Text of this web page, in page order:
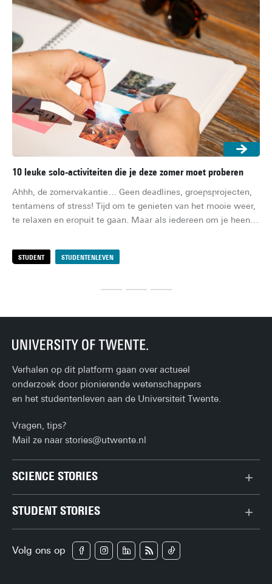
STUDENT STUDENTENLEVEN
10 leuke solo-activiteiten die je deze zomer moet proberen
Ahhh, de zomervakantie… Geen deadlines, groepsprojecten,
tentamens of stress! Tijd om te genieten van het mooie weer,
te relaxen en eropuit te gaan. Maar als iedereen om je heen
ouders thuis zit, kan de verveling na een paar weken toch
toeslaan. Maar, geen zorgen! Met deze 10 leuke solo-
Verhalen op dit platform gaan over actueel
onderzoek door pionierende wetenschappers
en het studentenleven aan de Universiteit Twente.
Vragen, tips?
Mail ze naarstories@utwente.nl
SCIENCE STORIES
Gezondheid
STUDENT STORIES
Campus
Volg ons op